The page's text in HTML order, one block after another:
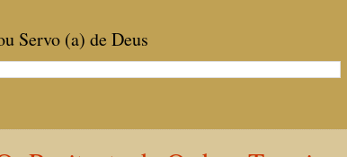
Servo (a) de Deus